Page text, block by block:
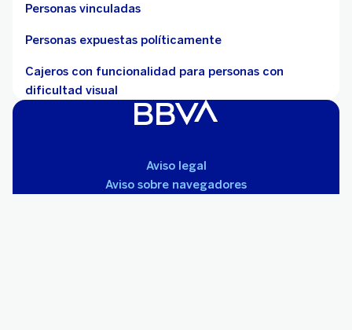
Personas vinculadas
Personas expuestas políticamente
Cajeros con funcionalidad para personas con
dificultad visual
Aviso legal
Aviso sobre navegadores